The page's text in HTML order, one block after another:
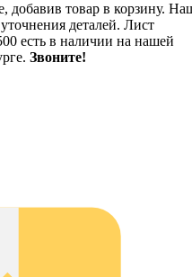
добавив товар в корзину.
деталей. Лист
есть в наличии на нашей
Звоните!